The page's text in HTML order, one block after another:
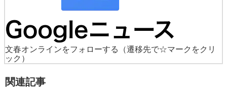
文春オンラインをフォローする
（遷移先で☆マークをクリ
ック）
関連記事